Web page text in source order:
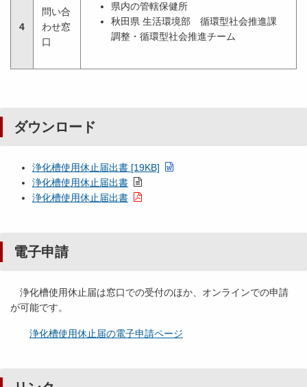
4
問い合
わせ窓
口
県内の管轄保健所
秋田県 生活環境部 循環型社会推進課
調整・循環型社会推進チーム
ダウンロード
浄化槽使用休止届出書 [19KB]
浄化槽使用休止届出書
浄化槽使用休止届出書
電子申請
浄化槽使用休止届は窓口での受付のほか、オンラインでの申請
が可能です。
浄化槽使用休止届の電子申請ページ